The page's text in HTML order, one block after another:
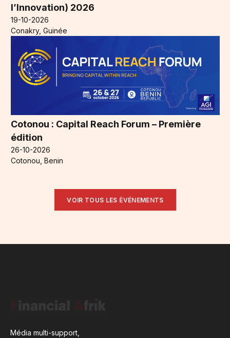
l’Innovation) 2026
19-10-2026
Conakry, Guinée
Cotonou : Capital Reach Forum – Première
édition
26-10-2026
Cotonou, Benin
VOIR TOUS LES ÉVÉNEMENTS
Média multi-support,